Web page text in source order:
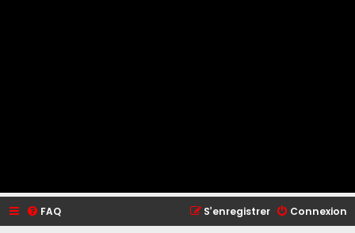
FAQ Connexion
S’enregistrer